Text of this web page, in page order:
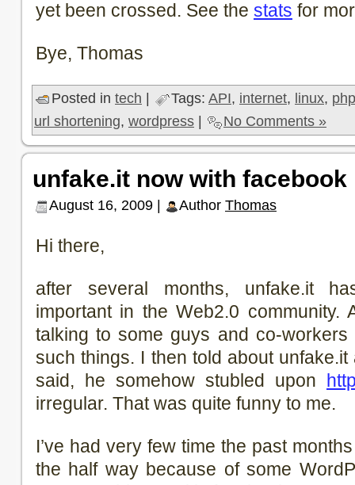
yet been crossed. See the stats for
Bye, Thomas
Posted in tech Tags: API, internet, linux, php
url shortening, wordpress No Comments »
unfake.it now with
August 16, 2009 | Author Thomas
Hi there,
after several months, unfake.it
important in the Web2.0
talking to some guys and co-workers
such things. I then told about
said, he somehow stubled upon
irregular. That was quite funny to me.
I’ve had very few time the past
the half way because of some